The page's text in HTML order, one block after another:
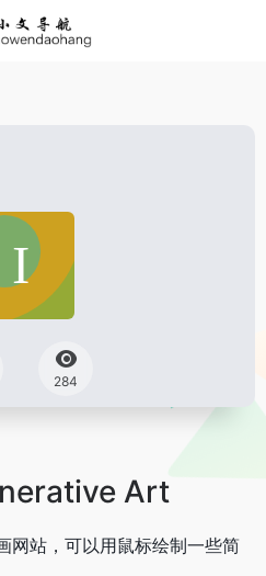
284
Art
网站，可以用鼠标绘制一些简